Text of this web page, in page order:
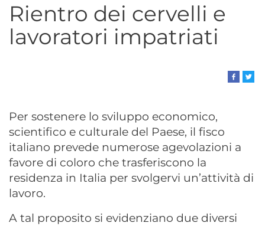
Rientro dei cervelli e
lavoratori impatriati
Per sostenere lo sviluppo economico,
scientifico e culturale del Paese, il fisco
italiano prevede numerose agevolazioni a
favore di coloro che trasferiscono la
residenza in Italia per svolgervi un’attività di
lavoro.
A tal proposito si evidenziano due diversi